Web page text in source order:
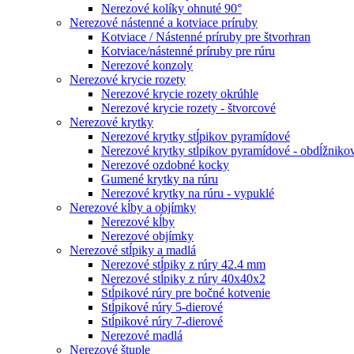
Nerezové kolíky ohnuté 90°
Nerezové nástenné a kotviace príruby
Kotviace / Nástenné príruby pre štvorhran
Kotviace/nástenné príruby pre rúru
Nerezové konzoly
Nerezové krycie rozety
Nerezové krycie rozety okrúhle
Nerezové krycie rozety - štvorcové
Nerezové krytky
Nerezové krytky stĺpikov pyramídové
Nerezové krytky stĺpikov pyramídové -
Nerezové ozdobné kocky
Gumené krytky na rúru
Nerezové krytky na rúru - vypuklé
Nerezové kĺby a objímky
Nerezové kĺby
Nerezové objímky
Nerezové stĺpiky a madlá
Nerezové stĺpiky z rúry 42.4 mm
Nerezové stĺpiky z rúry 40x40x2
Stĺpikové rúry pre bočné kotvenie
Stĺpikové rúry 5-dierové
Stĺpikové rúry 7-dierové
Nerezové madlá
Nerezové štuple